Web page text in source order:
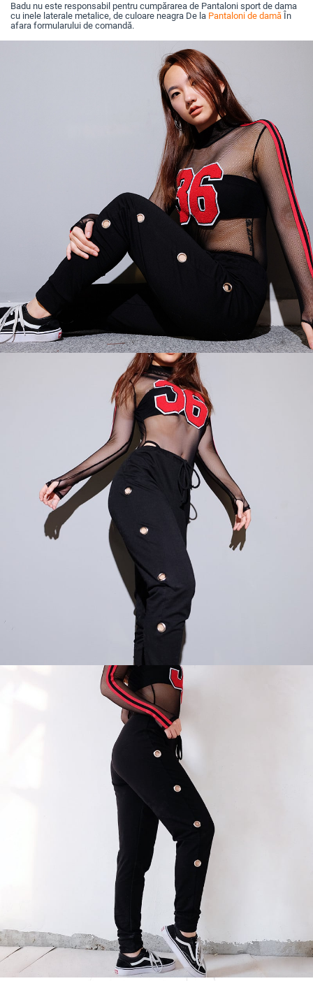
Badu nu este responsabil pentru cumpărarea de Pantaloni sport de dama
cu inele laterale metalice, de culoare neagra De la Pantaloni de damă În
afara formularului de comandă.